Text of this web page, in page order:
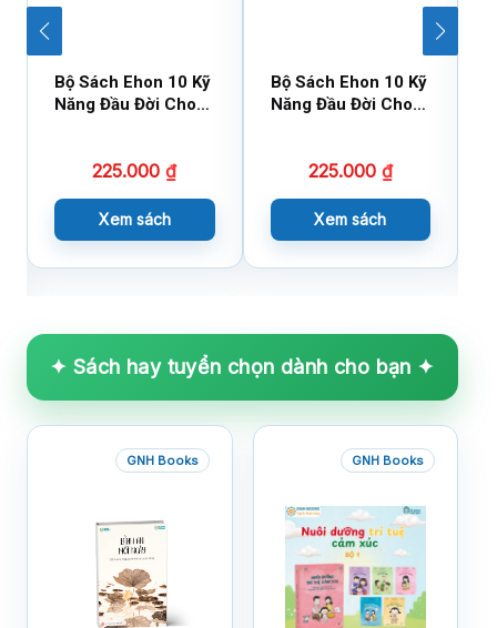
Bộ Sách Ehon 10 Kỹ
Năng Đầu Đời Cho
225.000₫
Xem sách
Bộ Sách Ehon 10 Kỹ
Năng Đầu Đời Cho
225.000 ₫
Xem sách
✦ Sách hay tuyển chọn dành cho bạn ✦
GNH Books GNH Books